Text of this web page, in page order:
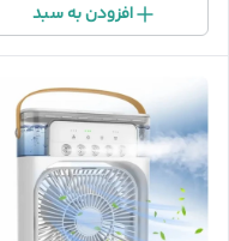
افزودن به سبد